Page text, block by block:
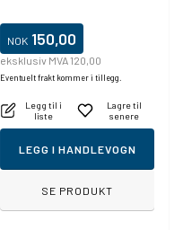
NOK 150,00
eksklusiv MVA 120,00
Eventuelt frakt kommer i tillegg.
Legg til i
liste
Lagre til
senere
LEGG I HANDLEVOGN
SE PRODUKT